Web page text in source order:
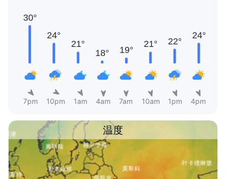
7pm 10pm 1am 4am 7am 10am 1pm 4pm
温度